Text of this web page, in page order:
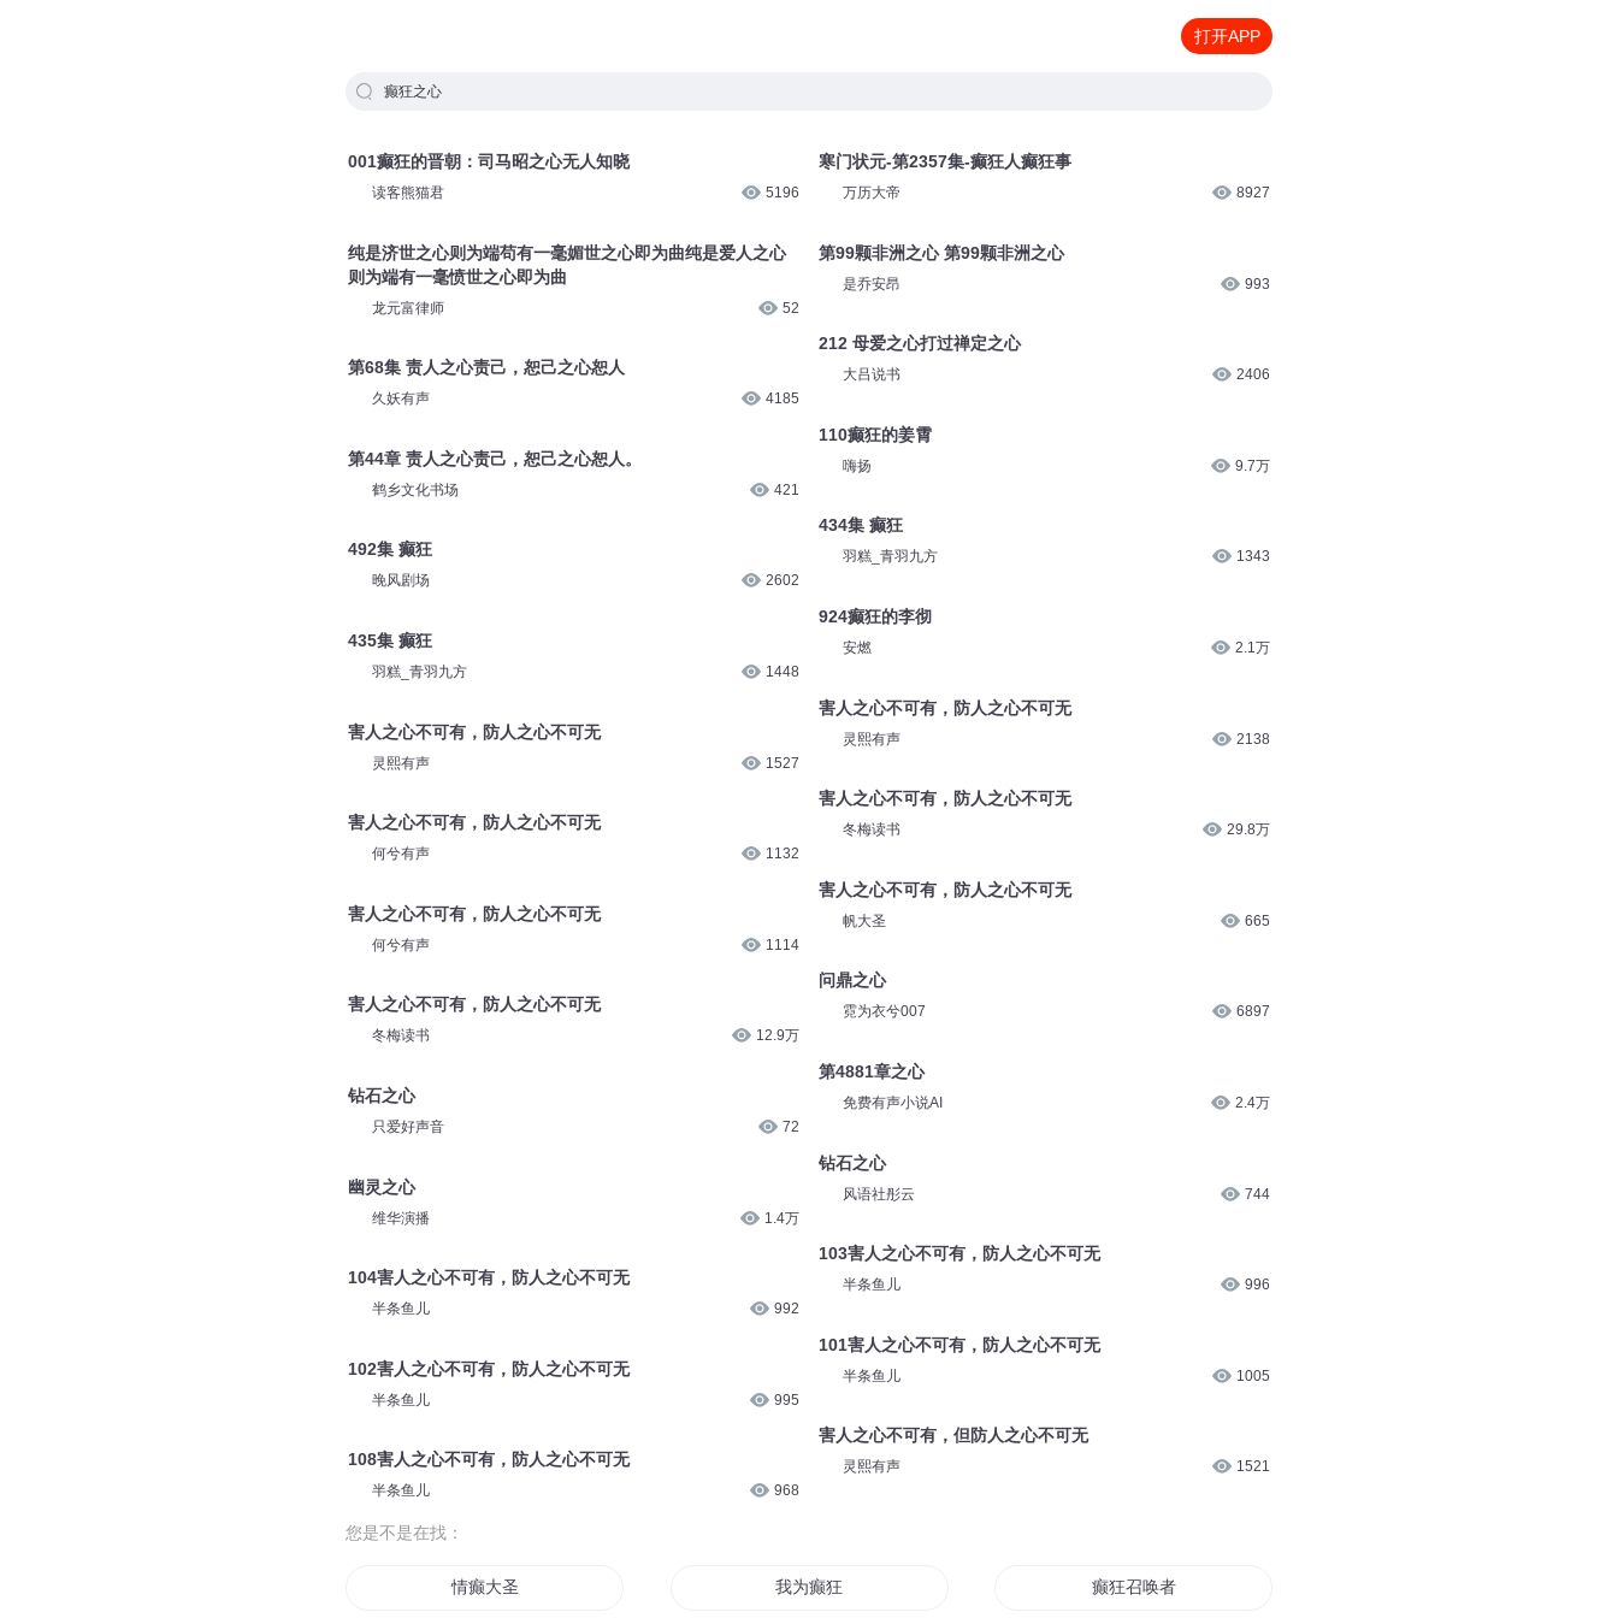
打开APP
癫狂之心
001癫狂的晋朝：司马昭之心无人知晓
读客熊猫君 5196
纯是济世之心则为端苟有一毫媚世之心即为曲纯是爱人之心
则为端有一毫愤世之心即为曲
龙元富律师 52
第68集 责人之心责己，恕己之心恕人
久妖有声 4185
第44章 责人之心责己，恕己之心恕人。
鹤乡文化书场 421
492集 癫狂
晚风剧场 2602
435集 癫狂
羽糕_青羽九方 1448
害人之心不可有，防人之心不可无
灵熙有声 1527
害人之心不可有，防人之心不可无
何兮有声 1132
害人之心不可有，防人之心不可无
何兮有声 1114
害人之心不可有，防人之心不可无
冬梅读书 12.9万
钻石之心
只爱好声音 72
幽灵之心
维华演播 1.4万
104害人之心不可有，防人之心不可无
半条鱼儿 992
102害人之心不可有，防人之心不可无
半条鱼儿 995
108害人之心不可有，防人之心不可无
半条鱼儿 968
寒门状元-第2357集-癫狂人癫狂事
万历大帝 8927
第99颗非洲之心 第99颗非洲之心
是乔安昂 993
212 母爱之心打过禅定之心
大吕说书 2406
110癫狂的姜霄
嗨扬 9.7万
434集 癫狂
羽糕_青羽九方 1343
924癫狂的李彻
安燃 2.1万
害人之心不可有，防人之心不可无
灵熙有声 2138
害人之心不可有，防人之心不可无
冬梅读书 29.8万
害人之心不可有，防人之心不可无
帆大圣 665
问鼎之心
霓为衣兮007 6897
第4881章之心
免费有声小说AI 2.4万
钻石之心
风语社彤云 744
103害人之心不可有，防人之心不可无
半条鱼儿 996
101害人之心不可有，防人之心不可无
半条鱼儿 1005
害人之心不可有，但防人之心不可无
灵熙有声 1521
您是不是在找：
情癫大圣 我为癫狂 癫狂召唤者